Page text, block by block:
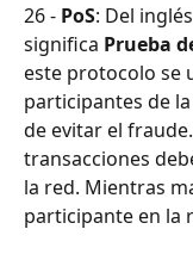
26 - PoS: Del
significa Prueba
este protocolo se
participantes de
de evitar el
transacciones
la red. Mientras
participante en la